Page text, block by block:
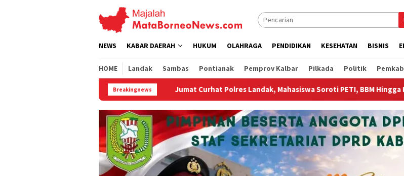
NEWS KABAR DAERAH HUKUM OLAHRAGA PENDIDIKAN KESEHATAN BISNIS
HOME Landak Sambas Pontianak Pemprov Kalbar Pilkada Politik
Breakingnews
Jumat Curhat Polres Landak, Mahasiswa Soroti PETI, BBM Hingga Knalpot Brong Wagub